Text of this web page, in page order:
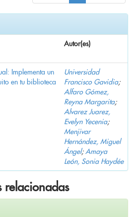
Autor(es)
Implementa un
en tu biblioteca
Universidad
Francisco Gavidia;
Alfaro Gómez,
Reyna Margarita;
Alvarez Juarez,
Evelyn Yecenia;
Menjivar
Hernández, Miguel
Ángel; Amaya
León, Sonia Haydée
relacionadas